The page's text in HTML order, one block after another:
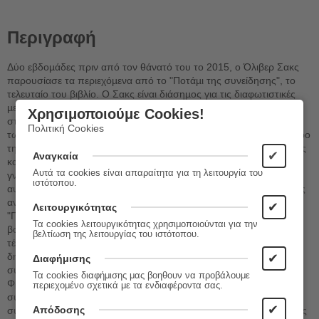
Περιγραφή
Δύο εβδοµάδες πριν από τον θάνατό του το 2015, ο Όλιβερ Σακς
παρουσίασε τα περιεχόµενα από το "Ποτάµι της συνείδησης", το
τελευταίο του βιβλίο. Ο Σακς είναι διάσηµος για τις διαφωτιστικές
µελέτες του σε ανθρώπους που ζουν µε νευρολογικές διαταραχές
στα απώτατα όρια της ανθρώπινης εµπειρίας. Ωστόσο, το πεδίο
των επιστηµονικών ενδιαφερόντων του δεν περιοριζόταν στον χώρο
της νευροεπιστήµης και της ιατρικής· τον γοήτευαν ζητήµατα, ιδέες
και ερωτήµατα όλων των επιστηµονικών πεδίων. Η ευρύτητα των
γνώσεών του και το πάθος του αντικατοπτρίζονται στις σελίδες
αυτού του βιβλίου, στο οποίο πραγµατεύεται τη φύση όχι µόνο της
ανθρώπινης εµπειρίας, αλλά και της ζωής στο σύνολό της. Στο
"Ποτάµι της συνείδησης" ο δρ Σακς καταπιάνεται µε την εξέλιξη, τη
βοτανολογία, τη χηµεία, την ιατρική, τη νευροεπιστήµη και τις
τέχνες, ασχολείται µε τα σφάλµατα της µνήµης, την έννοια της
δηµιουργικότητας και του χρόνου, τη φύση της συνείδησης και
συνοµιλεί µε τους µεγάλους ήρωές του -κυρίως τον Δαρβίνο, τον
Φρόυντ και τον Γουίλλιαµ Τζέιµς-, που υπήρξαν σύντροφοι και
συνοδοιπόροι του από την πολύ νεαρή του ηλικία. Το "Ποτάµι της
συνείδησης" αποκαλύπτει την αστείρευτη αγάπη και δίψα του Σακς
Χρησιμοποιούμε Cookies!
Πολιτική Cookies
Αναγκαία ✔
Αυτά τα cookies είναι απαραίτητα για τη λειτουργία του
ιστότοπου.
Λειτουργικότητας ✔
Τα cookies λειτουργικότητας χρησιμοποιούνται για την
βελτίωση της λειτουργίας του ιστότοπου.
Διαφήμισης ✔
Τα cookies διαφήμισης μας βοηθουν να προβάλουμε
περιεχομένο σχετικά με τα ενδιαφέροντα σας.
Απόδοσης ✔